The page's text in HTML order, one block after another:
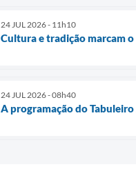
24 JUL 2026 - 11h10
Cultura e tradição marcam
24 JUL 2026 - 08h40
A programação do